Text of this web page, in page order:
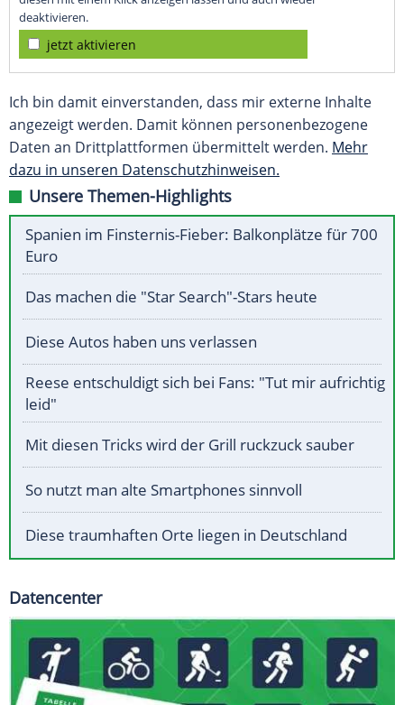
deaktivieren.
jetzt aktivieren
Ich bin damit einverstanden, dass mir externe Inhalte
angezeigt werden. Damit können personenbezogene
Daten an Drittplattformen übermittelt werden. Mehr
dazu in unseren Datenschutzhinweisen.
Unsere Themen-Highlights
Spanien im Finsternis-Fieber: Balkonplätze für 700
Euro
Das machen die "Star Search"-Stars heute
Diese Autos haben uns verlassen
Reese entschuldigt sich bei Fans: "Tut mir aufrichtig
leid"
Mit diesen Tricks wird der Grill ruckzuck sauber
So nutzt man alte Smartphones sinnvoll
Diese traumhaften Orte liegen in Deutschland
Datencenter